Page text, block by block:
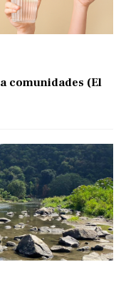
comunidades (El